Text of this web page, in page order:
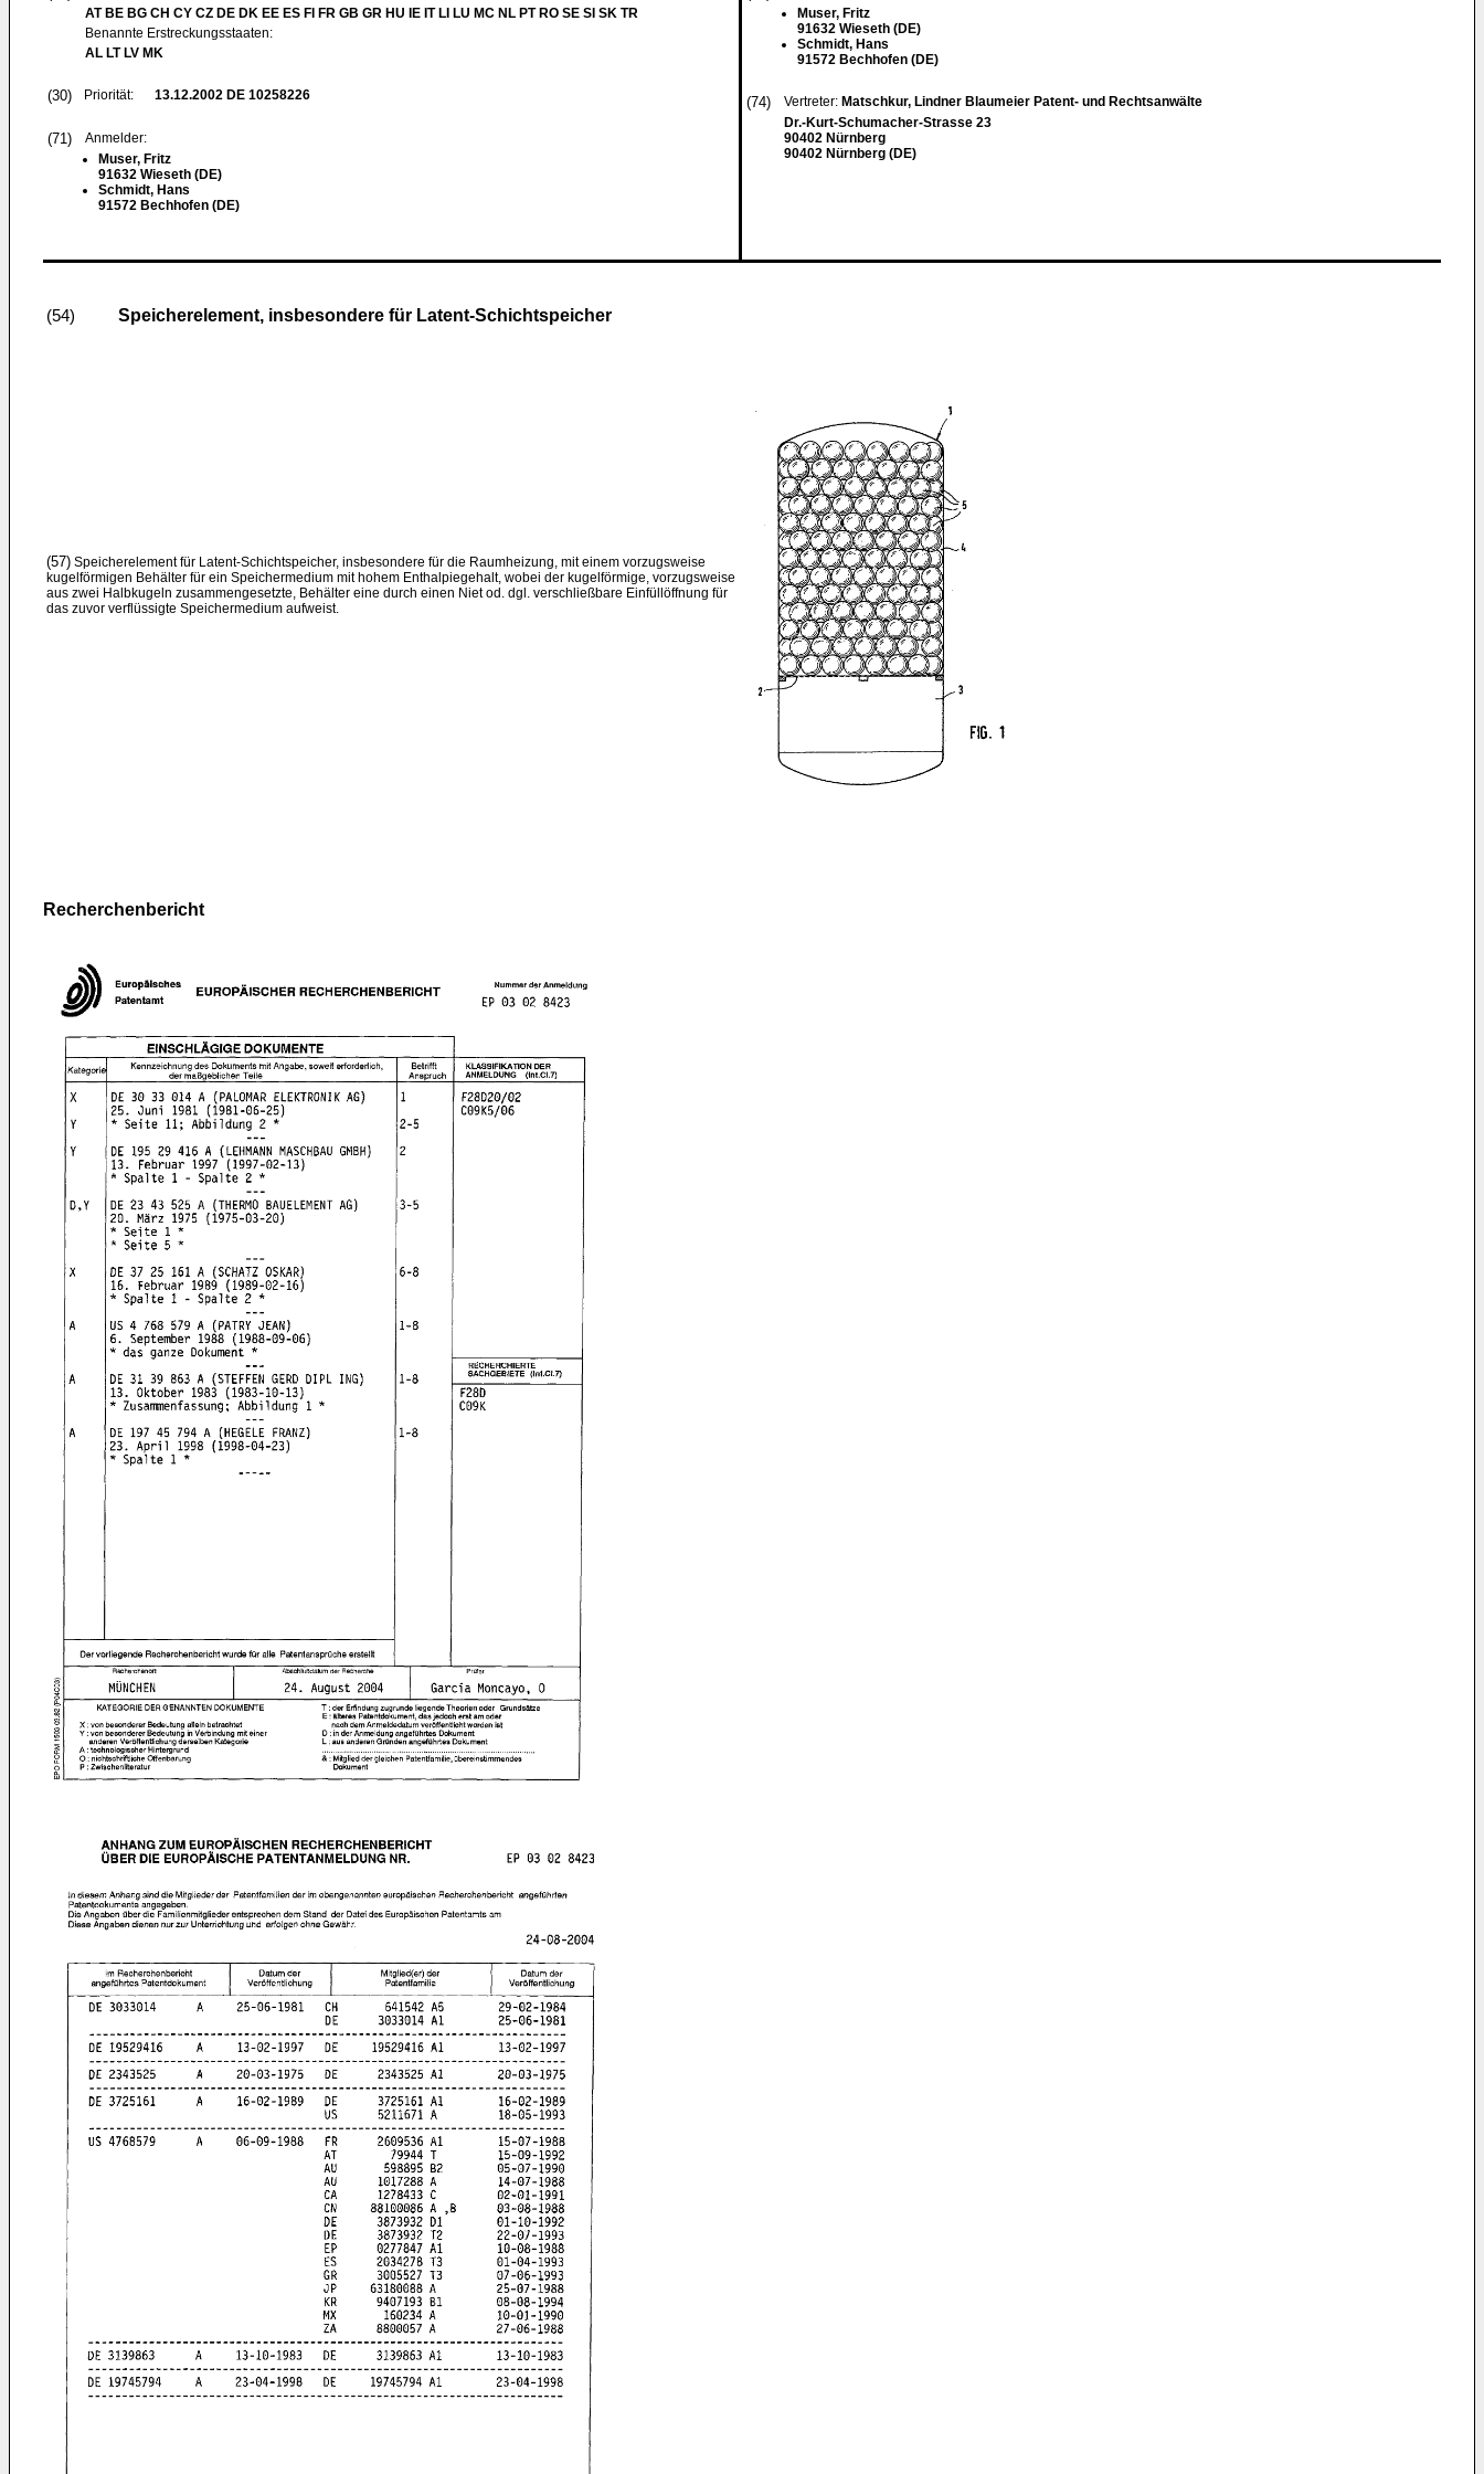
AT BE BG CH CY CZ DE DK EE ES FI FR GB GR HU IE IT LI LU MC NL PT RO SE SI SK TR
Benannte Erstreckungsstaaten:
AL LT LV MK
(30) Priorität: 13.12.2002 DE 10258226
(71)
Anmelder:
Muser, Fritz
91632 Wieseth (DE)
Schmidt, Hans
91572 Bechhofen (DE)
Muser, Fritz
91632 Wieseth (DE)
Schmidt, Hans
91572 Bechhofen (DE)
(74) Vertreter: Matschkur, Lindner Blaumeier Patent- und Rechtsanwälte
Dr.-Kurt-Schumacher-Strasse 23
90402 Nürnberg
90402 Nürnberg (DE)
(54) Speicherelement, insbesondere für Latent-Schichtspeicher
(57) Speicherelement für Latent-Schichtspeicher, insbesondere für die Raumheizung, mit einem vorzugsweise
kugelförmigen Behälter für ein Speichermedium mit hohem Enthalpiegehalt, wobei der kugelförmige, vorzugsweise
aus zwei Halbkugeln zusammengesetzte, Behälter eine durch einen Niet od. dgl. verschließbare Einfüllöffnung für
das zuvor verflüssigte Speichermedium aufweist.
Recherchenbericht